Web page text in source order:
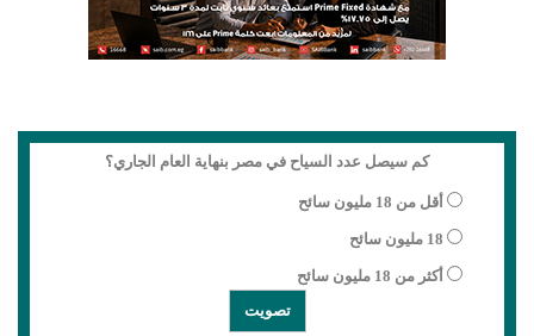
كم سيصل عدد السياح في مصر بنهاية العام الجاري؟
أقل من 18 مليون سائح
18 مليون سائح
أكثر من 18 مليون سائح